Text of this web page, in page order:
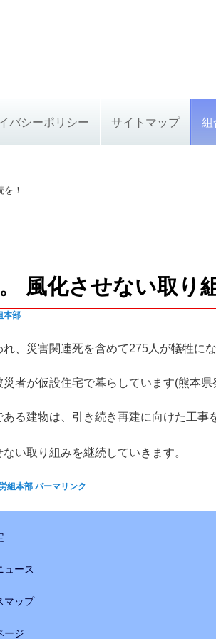
バシーポリシー サイトマップ 組
！
風化させない取り
本部
、災害関連死を含めて275人が犠牲に
者が仮設住宅で暮らしています(熊本
る建物は、引き続き再建に向けた工事
い取り組みを継続していきます。
組本部 パーマリンク
ュース
マップ
ージ